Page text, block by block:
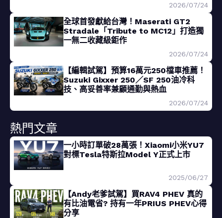
2026/07/24
全球首發獻給台灣！Maserati GT2
Stradale「Tribute to MC12」打造獨
一無二收藏級鉅作
2026/07/24
【編輯試駕】預算16萬元250檔車推薦！
Suzuki Gixxer 250／SF 250油冷科
技、高妥善率兼顧通勤與熱血
2026/07/24
熱門文章
一小時訂單破28萬張！Xiaomi小米YU7
對標Tesla特斯拉Model Y正式上市
2025/06/27
【Andy老爹試駕】買RAV4 PHEV 真的
有比油電省? 持有一年PRIUS PHEV心得
分享